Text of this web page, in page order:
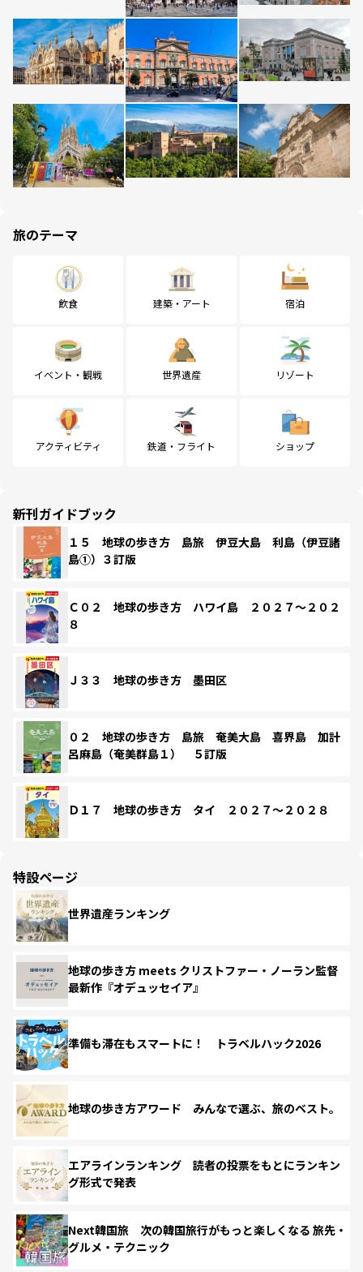
旅のテーマ
飲食 建築・アート 宿泊
イベント・観戦 世界遺産 リゾート
アクティビティ 鉄道・フライト ショップ
新刊ガイドブック
１５ 地球の歩き方 島旅 伊豆大島 利島（伊豆諸
島①）３訂版
Ｃ０２ 地球の歩き方 ハワイ島 ２０２７～２０２
８
Ｊ３３ 地球の歩き方 墨田区
０２ 地球の歩き方 島旅 奄美大島 喜界島 加計
呂麻島（奄美群島１） ５訂版
Ｄ１７ 地球の歩き方 タイ ２０２７～２０２８
特設ページ
世界遺産ランキング
地球の歩き方 meets クリストファー・ノーラン監督
最新作『オデュッセイア』
準備も滞在もスマートに！ トラベルハック2026
地球の歩き方アワード みんなで選ぶ、旅のベスト。
エアラインランキング 読者の投票をもとにランキン
グ形式で発表
Next韓国旅 次の韓国旅行がもっと楽しくなる 旅先・
グルメ・テクニック